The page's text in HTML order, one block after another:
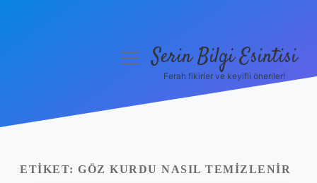
Yasal Uyarı
menüyüSerin Bilgi Esintisi
Ferah fikirler ve keyifli öneriler!
ETIKET: GÖZ KURDU NASIL TEMIZLENIR